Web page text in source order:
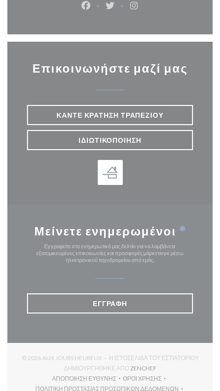
Facebook ((ανοίγει σε νέο
Twitter ((ανοίγει σε νέο
Instagram ((ανοίγει
Επικοινωνήστε μαζί μας
ΚΆΝΤΕ ΚΡΆΤΗΣΗ ΤΡΑΠΕΖΙΟΎ
ΙΔΙΩΤΙΚΟΠΟΊΗΣΗ
Μείνετε ενημερωμένοι *
Εγγραφείτε στο ενημερωτικό μας δελτίο για να λαμβάνετε
εξατομικευμένες επικοινωνίες και προσφορές μάρκετινγκ μέσω
ηλεκτρονικού ταχυδρομείου από εμάς.
ΕΓΓΡΑΦΉ
© 2026 AUX JOURS HEUREUX — Η ΙΣΤΟΣΕΛΊΔΑ ΤΟΥ ΕΣΤΙΑΤΟΡΊΟΥ
ΔΗΜΙΟΥΡΓΉΘΗΚΕ ΑΠΌZENCHEF((ΑΝΟΊΓΕΙ ΣΕ ΝΈΟ
ΑΠΟΠΟΊΗΣΗ ΕΥΘΎΝΗΣ
((ΑΝΟΊΓΕΙ ΣΕ ΝΈΟ ΠΑΡΆΘΥΡΟ))
ΌΡΟΙ ΧΡΉΣΗΣ
((ΑΝΟΊΓΕΙ ΣΕ ΝΈΟ
ΠΟΛΙΤΙΚΉ ΠΡΟΣΤΑΣΊΑΣ ΠΡΟΣΩΠΙΚΏΝ ΔΕΔΟΜΈΝΩΝ